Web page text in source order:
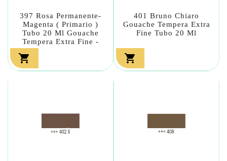
397 Rosa Permanente-
Magenta ( Primario )
Tubo 20 Ml Gouache
Tempera Extra Fine -

401 Bruno Chiaro
Gouache Tempera Extra
Fine Tubo 20 Ml
